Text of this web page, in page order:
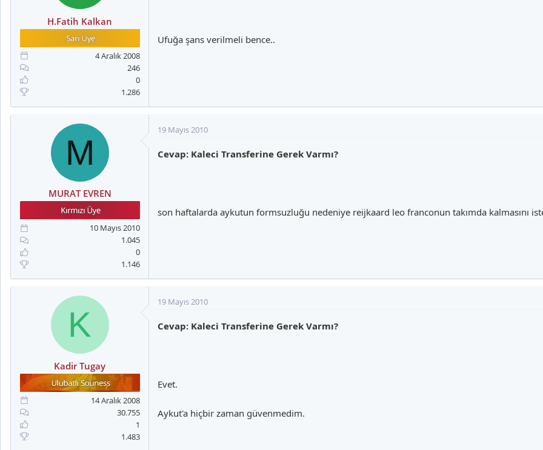
H.Fatih Kalkan
4 Aralık 2008
246
0
1.286
Ufuğa şans verilmeli bence..
M
MURAT EVREN
10 Mayıs 2010
1.045
0
1.146
19 Mayıs 2010
Cevap: Kaleci Transferine Gerek Varmı?
son haftalarda aykutun formsuzluğu nedeniye reijkaard leo franconun takımda kalmasını
K
Kadir Tugay
14 Aralık 2008
30.755
1
1.483
19 Mayıs 2010
Cevap: Kaleci Transferine Gerek Varmı?
Evet.
Aykut'a hiçbir zaman güvenmedim.